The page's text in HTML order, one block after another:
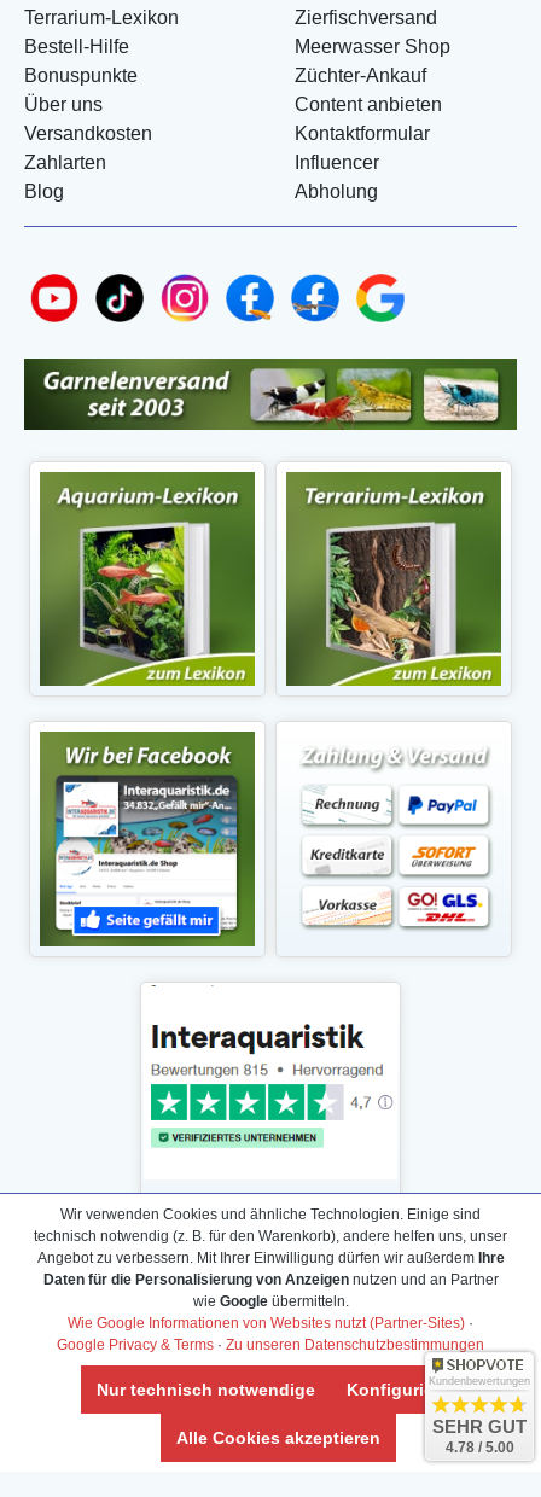
Terrarium-Lexikon
Bestell-Hilfe
Bonuspunkte
Über uns
Versandkosten
Zahlarten
Blog
Zierfischversand
Meerwasser Shop
Züchter-Ankauf
Content anbieten
Kontaktformular
Influencer
Abholung
Daten­schutz­erklärung
Widerrufs­recht /Widerrufs­formular
AGB & Info
Impressum
Umwelt und Entsorgung
Vertrag widerrufen
Wir verwenden Cookies und ähnliche Technologien. Einige sind
technisch notwendig (z. B. für den Warenkorb), andere helfen uns, unser
Angebot zu verbessern. Mit Ihrer Einwilligung dürfen wir außerdem Ihre
Daten für die Personalisierung von Anzeigennutzen und an Partner
wie Googleübermitteln.
Wie Google Informationen von Websites nutzt (Partner-Sites) ·
Google Privacy & Terms · Zu unseren Datenschutzbestimmungen
Nur technisch notwendige Konfigurieren
Alle Cookies akzeptieren
Kundenbewertungen
SEHR GUT
4.78 / 5.00